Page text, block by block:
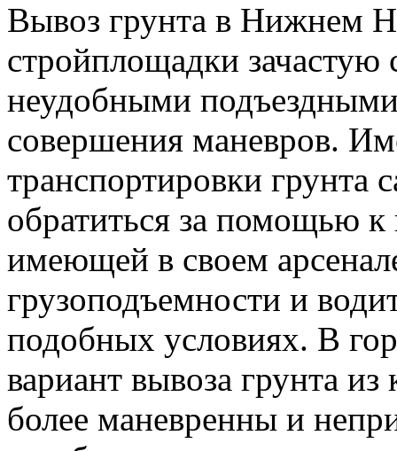
Вывоз грунта в Нижнем
стройплощадки зачастую
неудобными
совершения маневров.
транспортировки грунта
обратиться за помощью
имеющей в своем
грузоподъемности и
подобных условиях. В
вариант вывоза грунта
более маневренны и